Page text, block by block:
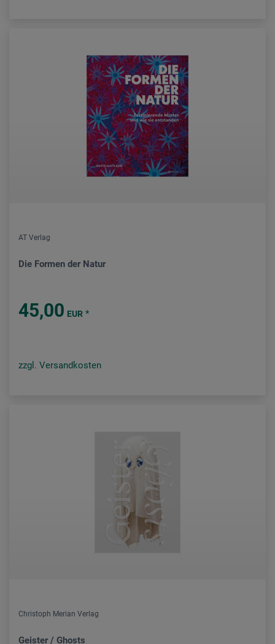
AT Verlag
Die Formen der Natur
45,00 EUR *
zzgl. Versandkosten
Christoph Merian Verlag
Geister / Ghosts